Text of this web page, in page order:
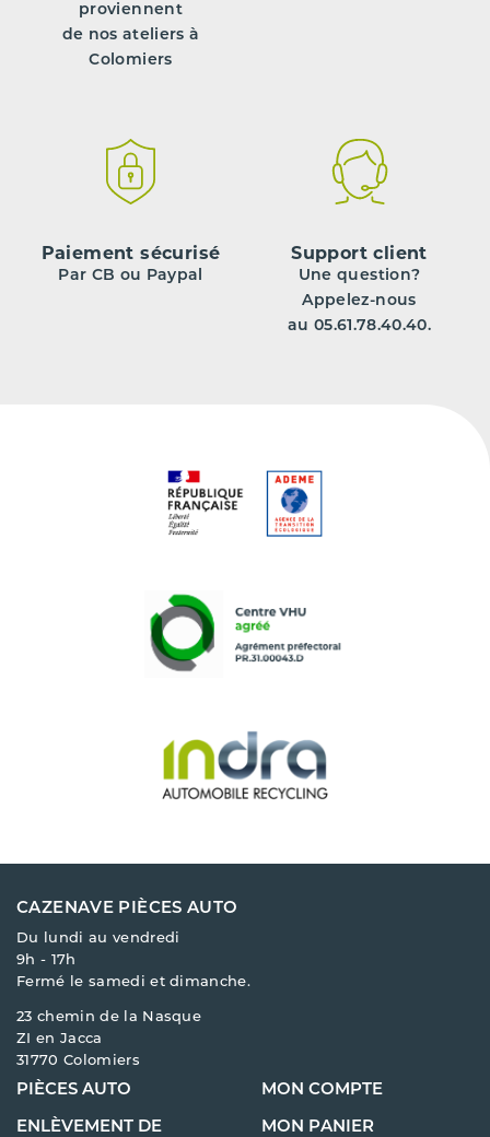
proviennent
de nos ateliers à
Colomiers
Paiement sécurisé
Par CB ou Paypal
Support client
Une question?
Appelez-nous
au 05.61.78.40.40.
CAZENAVE PIÈCES AUTO
Du lundi au vendredi
9h - 17h
Fermé le samedi et dimanche.
23 chemin de la Nasque
ZI en Jacca
31770 Colomiers
PIÈCES AUTO
ENLÈVEMENT DE
MON COMPTE
MON PANIER